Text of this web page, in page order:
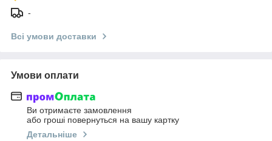
-
Всі умови доставки
Умови оплати
Ви отримаєте замовлення
або гроші повернуться на вашу картку
Детальніше